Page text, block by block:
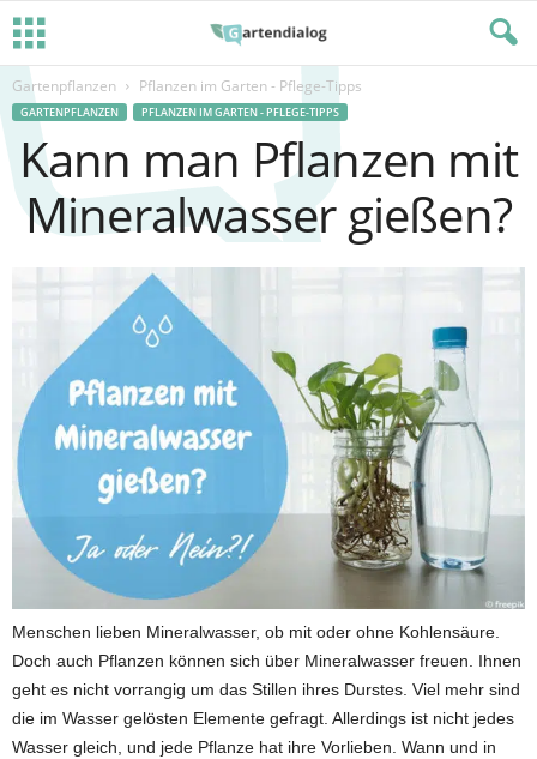
Gartenpflanzen Pflanzen im Garten - Pflege-Tipps
GARTENPFLANZEN PFLANZEN IM GARTEN - PFLEGE-TIPPS
Kann man Pflanzen mit
Mineralwasser gießen?
Menschen lieben Mineralwasser, ob mit oder ohne Kohlensäure.
Doch auch Pflanzen können sich über Mineralwasser freuen. Ihnen
geht es nicht vorrangig um das Stillen ihres Durstes. Viel mehr sind
die im Wasser gelösten Elemente gefragt. Allerdings ist nicht jedes
Wasser gleich, und jede Pflanze hat ihre Vorlieben. Wann und in